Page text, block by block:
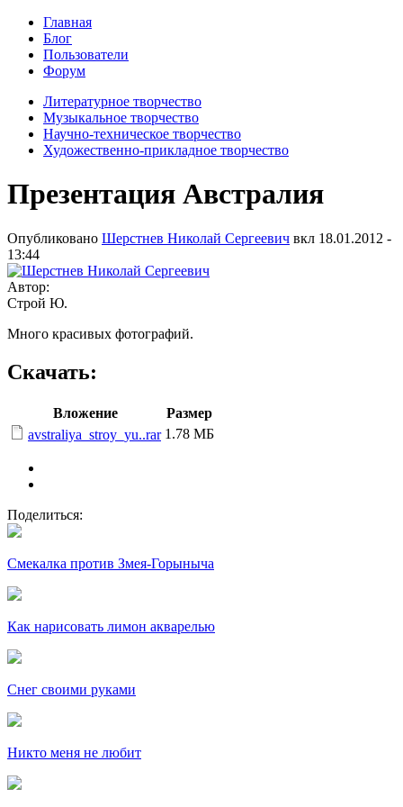
Главная
Блог
Пользователи
Форум
Литературное творчество
Музыкальное творчество
Научно-техническое творчество
Художественно-прикладное творчество
Презентация Австралия
Опубликовано Шерстнев Николай Сергеевич вкл 18.01.2012 -
13:44
Автор:
Строй Ю.
Много красивых фотографий.
Скачать:
Вложение
Размер
avstraliya_stroy_yu..rar 1.78 МБ
Поделиться:
Смекалка против Змея-Горыныча
Как нарисовать лимон акварелью
Снег своими руками
Никто меня не любит